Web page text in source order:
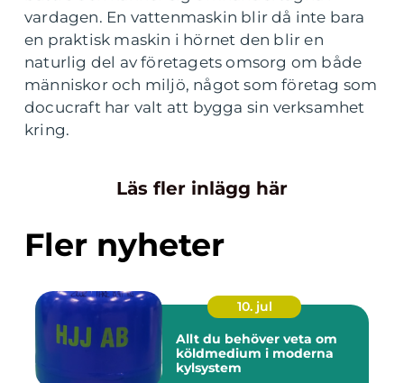
vardagen. En vattenmaskin blir då inte bara
en praktisk maskin i hörnet den blir en
naturlig del av företagets omsorg om både
människor och miljö, något som företag som
docucraft har valt att bygga sin verksamhet
kring.
Läs fler inlägg här
Fler nyheter
10. jul
Allt du behöver veta om
köldmedium i moderna
kylsystem